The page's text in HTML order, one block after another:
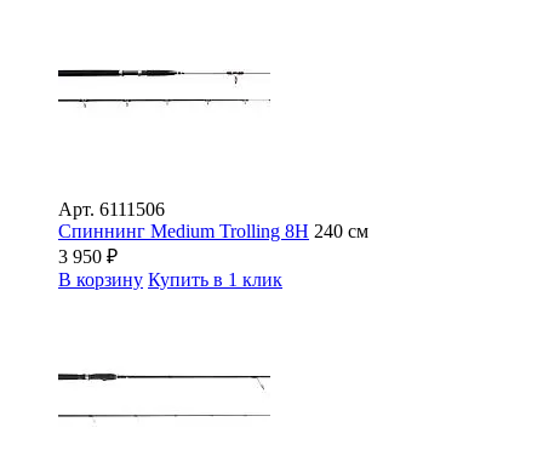
Арт. 6111506
Спиннинг Medium Trolling 8H 240 см
3 950 ₽
В корзину Купить в 1 клик